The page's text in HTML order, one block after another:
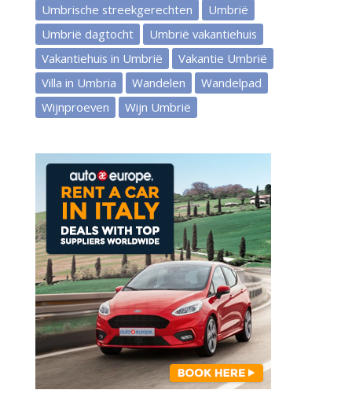
Umbrische streekgerechten
Umbrië
Umbrië dagtocht
Umbrië vakantiehuis
Vakantiehuis in Umbrië
Vakantie Umbrië
Villa in Umbria
Wandelen
Wandelpad
Wijnproeven
Wijn Umbrië